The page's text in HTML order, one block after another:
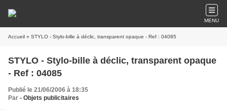
MENU
Accueil » STYLO - Stylo-bille à déclic, transparent opaque - Ref : 04085
STYLO - Stylo-bille à déclic, transparent opaque
- Ref : 04085
Publié le 21/06/2006 à 18:35
Par - Objets publicitaires